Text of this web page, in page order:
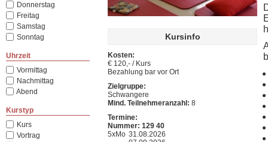
Donnerstag
Freitag
Samstag
Sonntag
Uhrzeit
Vormittag
Nachmittag
Abend
Kurstyp
Kurs
Vortrag
Kursinfo
Kosten:
€ 120,- / Kurs
Bezahlung bar vor Ort
Zielgruppe:
Schwangere
Mind. Teilnehmeranzahl: 8
Termine:
Nummer: 129 40
5xMo 31.08.2026